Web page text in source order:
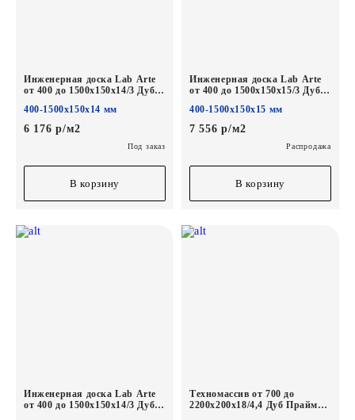
Инженерная доска Lab Arte
от 400 до 1500х150х14/3 Дуб
400-1500х150х14 мм
6 176 р/м2
Под заказ
В корзину
Инженерная доска Lab Arte
от 400 до 1500х150х15/3 Дуб
400-1500х150х15 мм
7 556 р/м2
Распродажа
В корзину
Инженерная доска Lab Arte
от 400 до 1500х150х14/3 Дуб
Техномассив от 700 до
2200х200х18/4,4 Дуб Прайм